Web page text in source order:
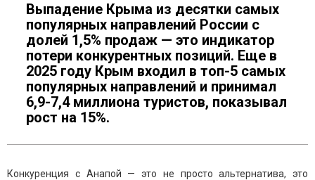
Выпадение Крыма из десятки самых
популярных направлений России с
долей 1,5% продаж — это индикатор
потери конкурентных позиций. Еще в
2025 году Крым входил в топ-5 самых
популярных направлений и принимал
6,9-7,4 миллиона туристов, показывал
рост на 15%.
Конкуренция с Анапой — это не просто альтернатива, это